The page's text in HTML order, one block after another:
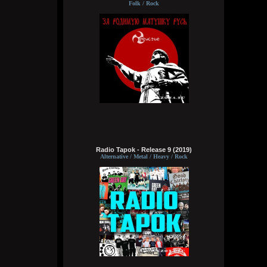
typical crabs
6 августа 2026
а видосы то остались
Bestial
6 августа 2026
Ну лежит, то и упало
версус,слово и рбл уже загнулись. даже
лига гнойного помоему.
Кукуня
6 августа 2026
Folk / Rock
Radio Tapok - Release 9 (2019)
Alternative / Metal / Heavy / Rock